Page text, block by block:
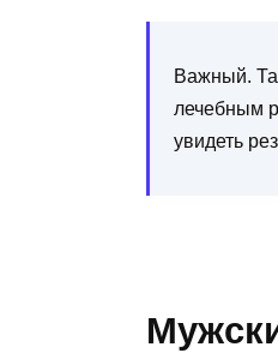
Важный.
лечебным
увидеть